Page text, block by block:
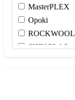
MasterPLEX
Opoki
ROCKWOOL
SHINGLAS